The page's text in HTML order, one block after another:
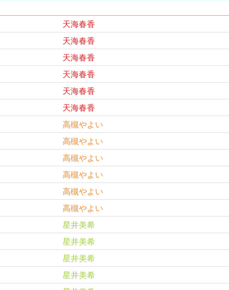
天海春香
天海春香
天海春香
天海春香
天海春香
天海春香
高槻やよい
高槻やよい
高槻やよい
高槻やよい
高槻やよい
高槻やよい
星井美希
星井美希
星井美希
星井美希